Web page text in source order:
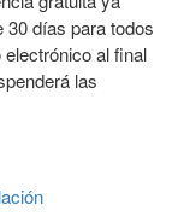
30 días para todos
al final
las